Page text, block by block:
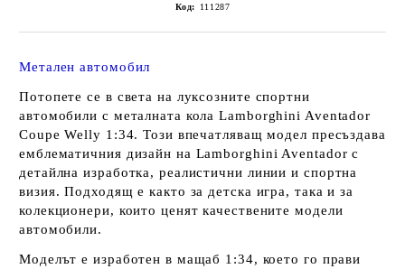
Код: 111287
Метален автомобил
Потопете се в света на луксозните спортни
автомобили с металната кола Lamborghini Aventador
Coupe Welly 1:34. Този впечатляващ модел пресъздава
емблематичния дизайн на Lamborghini Aventador с
детайлна изработка, реалистични линии и спортна
визия. Подходящ е както за детска игра, така и за
колекционери, които ценят качествените модели
автомобили.
Моделът е изработен в мащаб 1:34, което го прави